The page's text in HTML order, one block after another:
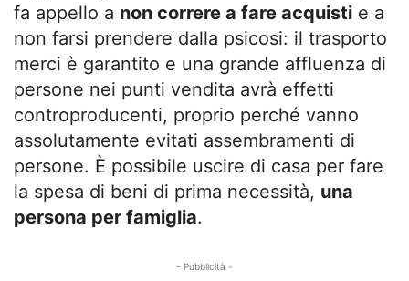
fa appello a non correre a fare acquisti e a
non farsi prendere dalla psicosi: il trasporto
merci è garantito e una grande affluenza di
persone nei punti vendita avrà effetti
controproducenti, proprio perché vanno
assolutamente evitati assembramenti di
persone. È possibile uscire di casa per fare
la spesa di beni di prima necessità, una
persona per famiglia.
- Pubblicità -